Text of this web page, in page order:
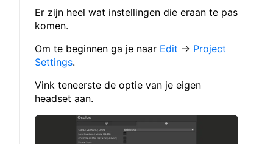
Er zijn heel wat instellingen die eraan te pas
komen.
Om te beginnen ga je naar Edit → Project
Settings.
Vink teneerste de optie van je eigen
headset aan.